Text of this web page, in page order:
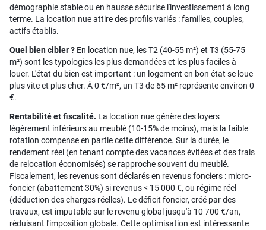
démographie stable ou en hausse sécurise l'investissement à long
terme. La location nue attire des profils variés : familles, couples,
actifs établis.
Quel bien cibler ? En location nue, les T2 (40-55 m²) et T3 (55-75
m²) sont les typologies les plus demandées et les plus faciles à
louer. L'état du bien est important : un logement en bon état se loue
plus vite et plus cher. À 0 €/m², un T3 de 65 m² représente environ 0
€.
Rentabilité et fiscalité. La location nue génère des loyers
légèrement inférieurs au meublé (10-15% de moins), mais la faible
rotation compense en partie cette différence. Sur la durée, le
rendement réel (en tenant compte des vacances évitées et des frais
de relocation économisés) se rapproche souvent du meublé.
Fiscalement, les revenus sont déclarés en revenus fonciers : micro-
foncier (abattement 30%) si revenus < 15 000 €, ou régime réel
(déduction des charges réelles). Le déficit foncier, créé par des
travaux, est imputable sur le revenu global jusqu'à 10 700 €/an,
réduisant l'imposition globale. Cette optimisation est intéressante